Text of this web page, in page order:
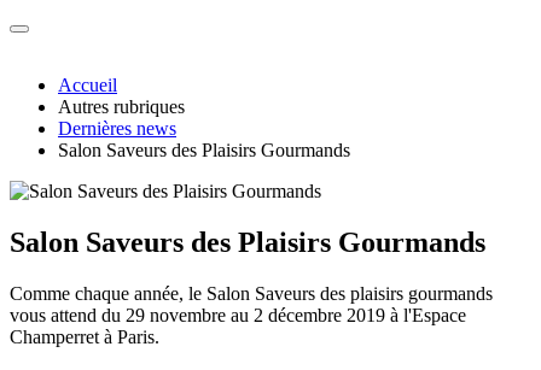
Accueil
Autres rubriques
Dernières news
Salon Saveurs des Plaisirs Gourmands
Salon Saveurs des Plaisirs Gourmands
Comme chaque année, le Salon Saveurs des plaisirs gourmands
vous attend du 29 novembre au 2 décembre 2019 à l'Espace
Champerret à Paris.